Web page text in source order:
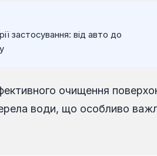
застосування: від авто до
очищення
води, що особливо